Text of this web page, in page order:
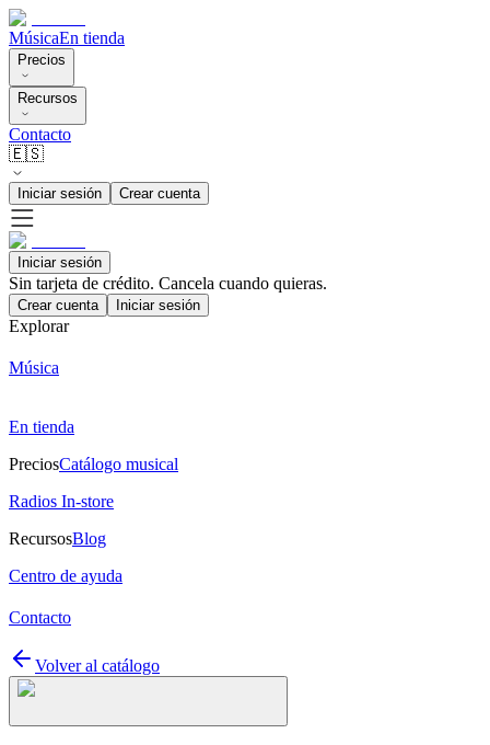
MúsicaEn tienda
Precios
Recursos
Contacto
🇪🇸
Iniciar sesión Crear cuenta
Iniciar sesión
Sin tarjeta de crédito. Cancela cuando quieras.
Crear cuenta Iniciar sesión
Explorar
Música
En tienda
PreciosCatálogo musical
Radios In-store
RecursosBlog
Centro de ayuda
Contacto
Volver al catálogo